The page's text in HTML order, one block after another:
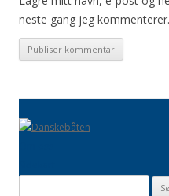
neste gang jeg kommenterer.